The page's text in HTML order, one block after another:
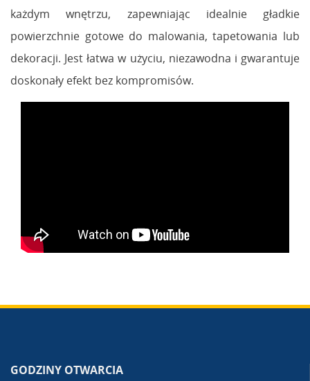
każdym wnętrzu, zapewniając idealnie gładkie
powierzchnie gotowe do malowania, tapetowania lub
dekoracji. Jest łatwa w użyciu, niezawodna i gwarantuje
doskonały efekt bez kompromisów.
GODZINY OTWARCIA